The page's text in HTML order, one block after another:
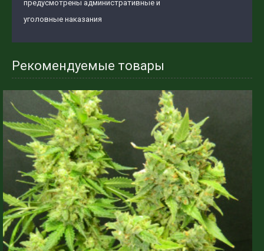
предусмотрены административные и
уголовные наказания
Рекомендуемые товары